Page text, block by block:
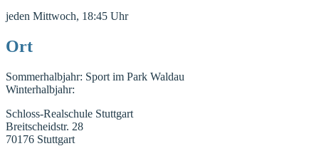
jeden Mittwoch, 18:45 Uhr
Ort
Sommerhalbjahr: Sport im Park Waldau
Winterhalbjahr:
Schloss-Realschule Stuttgart
Breitscheidstr. 28
70176 Stuttgart